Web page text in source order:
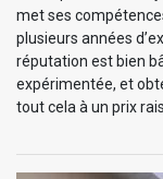
met ses
plusieurs années
réputation est bien
expérimentée, et
tout cela à un prix